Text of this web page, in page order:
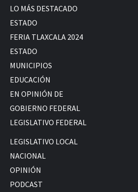
LO MÁS DESTACADO
ESTADO
FERIA TLAXCALA 2024
ESTADO
MUNICIPIOS
EDUCACIÓN
EN OPINIÓN DE
GOBIERNO FEDERAL
LEGISLATIVO FEDERAL
LEGISLATIVO LOCAL
NACIONAL
OPINIÓN
PODCAST